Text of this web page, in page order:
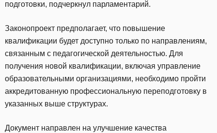
подготовки, подчеркнул парламентарий.
Законопроект предполагает, что повышение
квалификации будет доступно только по направлениям,
связанным с педагогической деятельностью. Для
получения новой квалификации, включая управление
образовательными организациями, необходимо пройти
аккредитованную профессиональную переподготовку в
указанных выше структурах.
Документ направлен на улучшение качества